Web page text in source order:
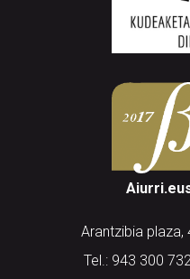
Arantzibia plaza,
Tel.: 943 300